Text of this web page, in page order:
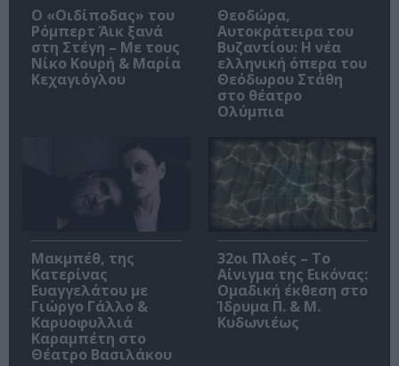
O «Οιδίποδας» του
Ρόμπερτ Άικ ξανά
στη Στέγη – Με τους
Νίκο Κουρή & Μαρία
Κεχαγιόγλου
Θεοδώρα,
Αυτοκράτειρα του
Βυζαντίου: Η νέα
ελληνική όπερα του
Θεόδωρου Στάθη
στο θέατρο
Ολύμπια
Μακμπέθ, της
Κατερίνας
Ευαγγελάτου με
Γιώργο Γάλλο &
Καρυοφυλλιά
Καραμπέτη στο
Θέατρο Βασιλάκου
32οι Πλοές – Το
Αίνιγμα της Εικόνας:
Ομαδική έκθεση στο
Ίδρυμα Π. & Μ.
Κυδωνιέως